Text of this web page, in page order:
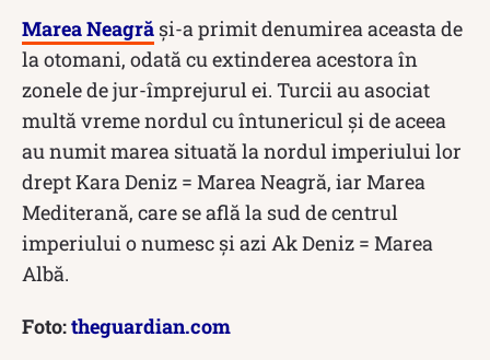
Marea Neagră și-a primit denumirea aceasta de
la otomani, odată cu extinderea acestora în
zonele de jur-împrejurul ei. Turcii au asociat
multă vreme nordul cu întunericul şi de aceea
au numit marea situată la nordul imperiului lor
drept Kara Deniz = Marea Neagră, iar Marea
Mediterană, care se află la sud de centrul
imperiului o numesc şi azi Ak Deniz = Marea
Albă.
Foto:theguardian.com